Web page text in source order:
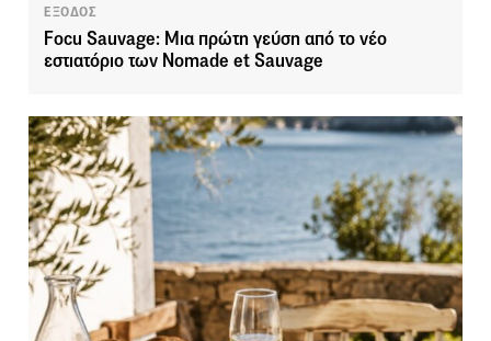
ΕΞΟΔΟΣ
Focu Sauvage: Μια πρώτη γεύση από το νέο
εστιατόριο των Nomade et Sauvage